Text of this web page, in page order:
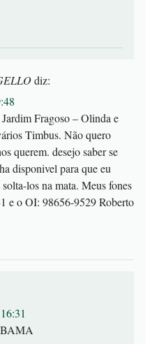
diz:
Fragoso – Olinda e
Timbus. Não quero
querem. desejo saber se
disponivel para que eu
los na mata. Meus fones
e o OI: 98656-9529 Roberto